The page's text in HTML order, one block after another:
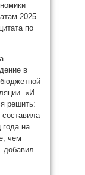
2025
по
в
«И
решить:
на
чем
добавил